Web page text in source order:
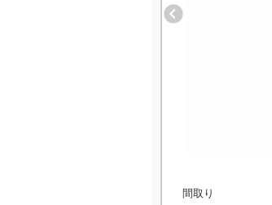
間取り